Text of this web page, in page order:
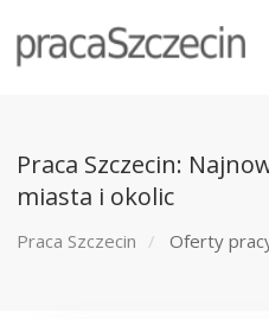
Praca Szczecin:
miasta i okolic
Praca Szczecin Oferty